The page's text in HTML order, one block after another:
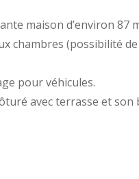
maison d’environ 87
chambres (possibilité
pour véhicules.
avec terrasse et son